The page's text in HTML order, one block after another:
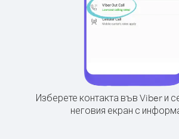
Изберете контакта във Viber и
неговия екран с